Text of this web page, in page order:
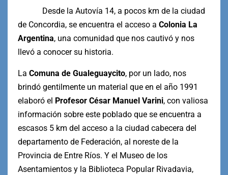
Desde la Autovía 14, a pocos km de la ciudad
de Concordia, se encuentra el acceso a Colonia La
Argentina, una comunidad que nos cautivó y nos
llevó a conocer su historia.
La Comuna de Gualeguaycito, por un lado, nos
brindó gentilmente un material que en el año 1991
elaboró el Profesor César Manuel Varini, con valiosa
información sobre este poblado que se encuentra a
escasos 5 km del acceso a la ciudad cabecera del
departamento de Federación, al noreste de la
Provincia de Entre Ríos. Y el Museo de los
Asentamientos y la Biblioteca Popular Rivadavia,